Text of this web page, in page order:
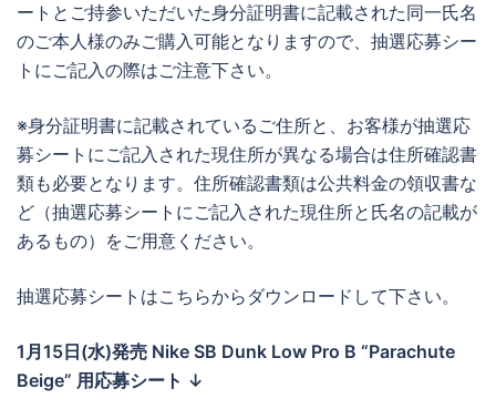
ートとご持参いただいた身分証明書に記載された同一氏名
のご本人様のみご購入可能となりますので、抽選応募シー
トにご記入の際はご注意下さい。
※身分証明書に記載されているご住所と、お客様が抽選応
募シートにご記入された現住所が異なる場合は住所確認書
類も必要となります。住所確認書類は公共料金の領収書な
ど（抽選応募シートにご記入された現住所と氏名の記載が
あるもの）をご用意ください。
抽選応募シートはこちらからダウンロードして下さい。
1月15日(水)発売 Nike SB Dunk Low Pro B “Parachute
Beige” 用応募シート ↓